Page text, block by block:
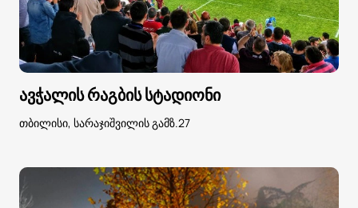
ავჭალის რაგბის სტადიონი
თბილისი, სარაჯიშვილის გამზ.27